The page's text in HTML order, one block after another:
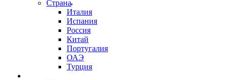
Страна
Италия
Испания
Россия
Китай
Португалия
ОАЭ
Турция